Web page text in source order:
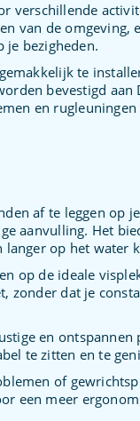
verschillende
van de omgeving,
bezigheden.
te
bevestigd aan
en
af te leggen op
aanvulling. Het
op het water
op de ideale
zonder dat je
en ontspannen
te zitten en te
of
een meer